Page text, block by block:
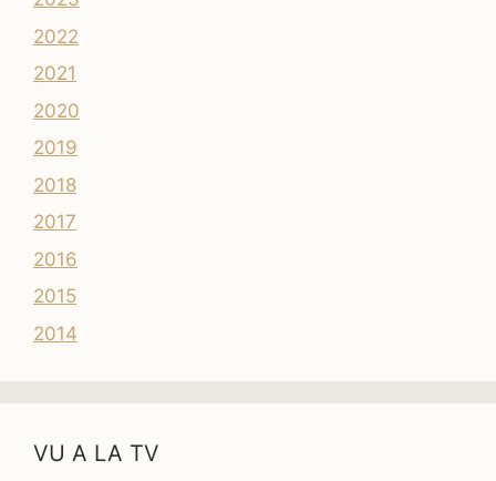
2022
2021
2020
2019
2018
2017
2016
2015
2014
VU A LA TV